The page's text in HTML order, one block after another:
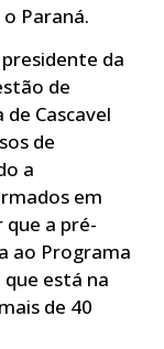
Paraná.
da
de
Cascavel
de
a
em
a pré-
ao Programa
está na
de 40